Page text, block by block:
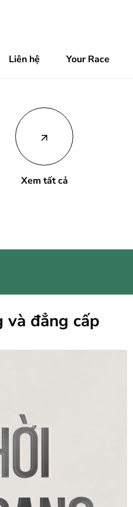
Liên hệ Your Race
Xem tất cả
đẳng cấp